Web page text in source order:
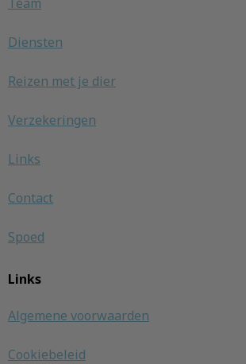
Diensten
Reizen met je dier
Verzekeringen
Links
Contact
Spoed
Links
Algemene voorwaarden
Cookiebeleid